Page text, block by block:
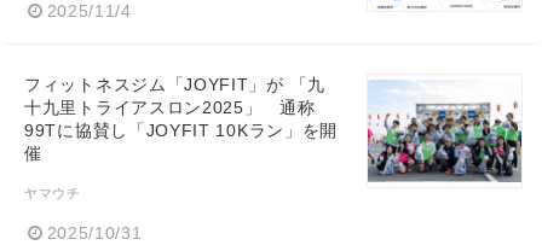
2025/11/4
フィットネスジム「JOYFIT」が 「九
十九里トライアスロン2025」 通称
99Tに協賛し「JOYFIT 10Kラン」を開
催
ヤマウチ
2025/10/31